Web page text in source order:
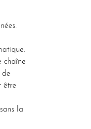
chaîne
de
être
la